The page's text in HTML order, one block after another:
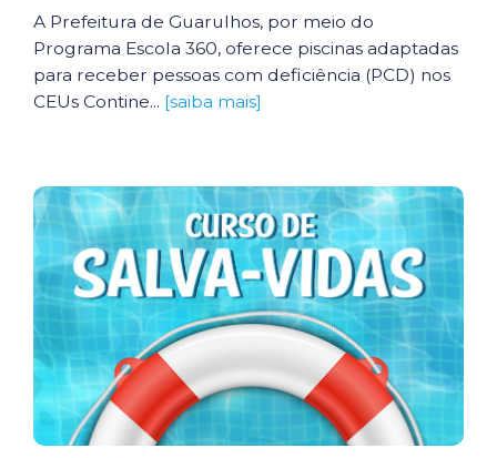
A Prefeitura de Guarulhos, por meio do
Programa Escola 360, oferece piscinas adaptadas
para receber pessoas com deficiência (PCD) nos
CEUs Contine... [saiba mais]